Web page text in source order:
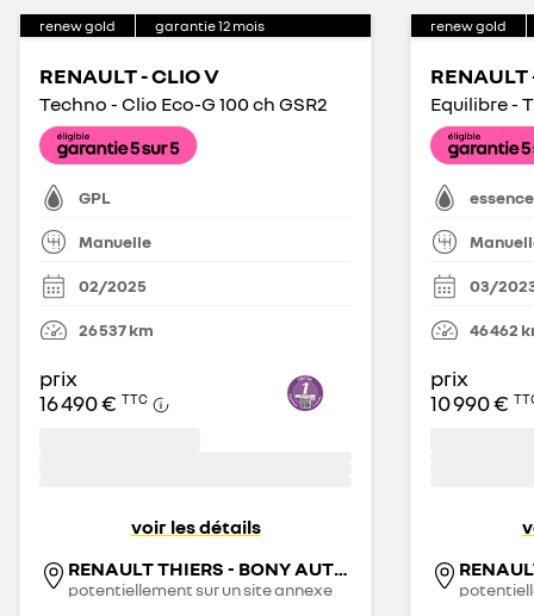
renew gold garantie12 mois
RENAULT - CLIO V
Techno - Clio Eco-G 100 ch GSR2
GPL
Manuelle
02/2025
26 537km
prix
16 490 € TTC
voir les détails
RENAULT THIERS - BONY AUTOMOBILES
potentiellement sur un site annexe
renew gold
RENAULT
Equilibre -
essence
03/
46 462
prix
10 990 €